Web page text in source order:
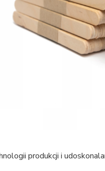
produkcji i